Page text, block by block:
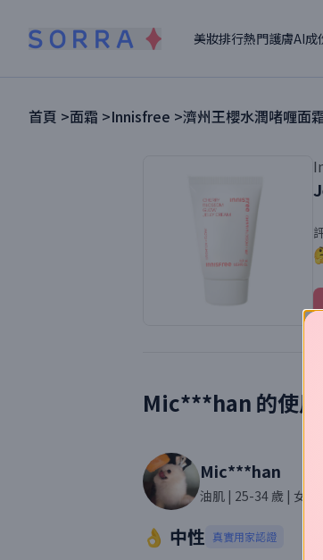
美妝排行熱門護膚AI成
首頁 >面霜 >Innisfree >濟州王櫻水潤啫喱面
Mic***han 的使
Mic***han
油肌 | 25-34 歲 | 女性
👌 中性 真實用家認證